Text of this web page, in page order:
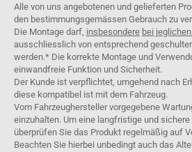
Alle von uns angebotenen und gelieferten
den bestimmungsgemässen Gebrauch zu
Die Montage darf, insbesondere bei
ausschliesslich von entsprechend
werden.* Die korrekte Montage und
einwandfreie Funktion und Sicherheit.
Der Kunde ist verpflichtet, umgehend nach
diese kompatibel ist mit dem Fahrzeug.
Vom Fahrzeughersteller vorgegebene
einzuhalten. Um eine langfristige und
überprüfen Sie das Produkt regelmäßig auf
Beachten Sie hierbei unbedingt auch das